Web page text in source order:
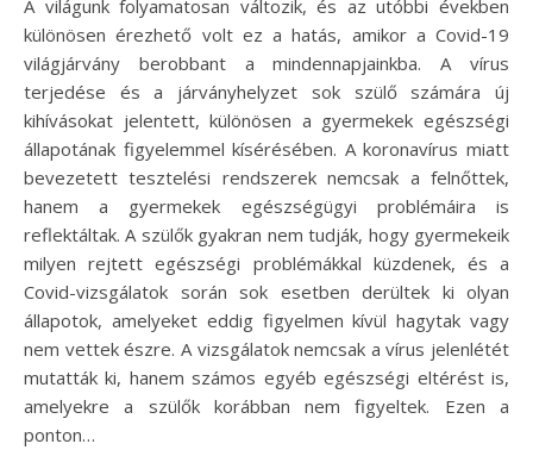
A világunk folyamatosan változik, és az utóbbi években
különösen érezhető volt ez a hatás, amikor a Covid-19
világjárvány berobbant a mindennapjainkba. A vírus
terjedése és a járványhelyzet sok szülő számára új
kihívásokat jelentett, különösen a gyermekek egészségi
állapotának figyelemmel kísérésében. A koronavírus miatt
bevezetett tesztelési rendszerek nemcsak a felnőttek,
hanem a gyermekek egészségügyi problémáira is
reflektáltak. A szülők gyakran nem tudják, hogy gyermekeik
milyen rejtett egészségi problémákkal küzdenek, és a
Covid-vizsgálatok során sok esetben derültek ki olyan
állapotok, amelyeket eddig figyelmen kívül hagytak vagy
nem vettek észre. A vizsgálatok nemcsak a vírus jelenlétét
mutatták ki, hanem számos egyéb egészségi eltérést is,
amelyekre a szülők korábban nem figyeltek. Ezen a
ponton…